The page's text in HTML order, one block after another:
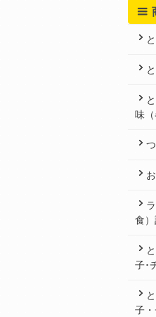
味
食
子･
子